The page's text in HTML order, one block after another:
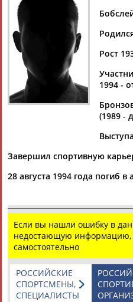
Аслаудин
АБАЕВ
Елена
АБАИМОВА
Тамилла
АБАСОВА
БУЛАТОВА
Бобслей
Рост
1994 -
(1989 -
Завершил спортивную
28 августа 1994 года погиб в
Если вы нашли ошибку в
недостающую информацию,
самостоятельно
РОССИЙСКИЕ
СПОРТСМЕНЫ,
СПЕЦИАЛИСТЫ